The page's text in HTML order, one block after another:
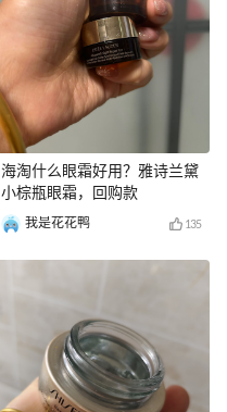
海淘什么眼霜好用？雅诗兰黛
小棕瓶眼霜，回购款
我是花花鸭 135